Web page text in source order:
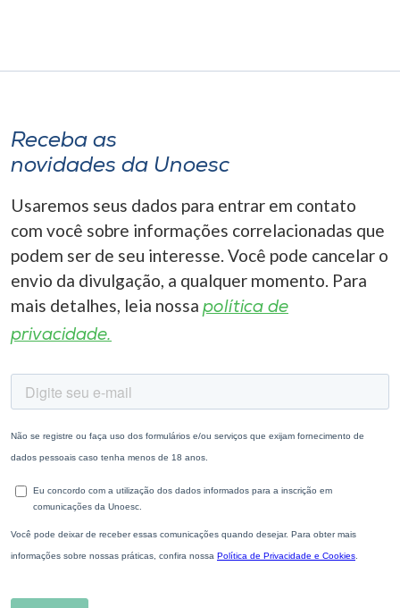
A+
Receba as
novidades da Unoesc
Usaremos seus dados para entrar em contato
com você sobre informações correlacionadas que
podem ser de seu interesse. Você pode cancelar o
envio da divulgação, a qualquer momento. Para
mais detalhes, leia nossa política de
privacidade.